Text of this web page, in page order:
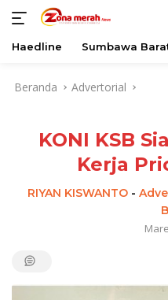
Haedline Sumbawa
Beranda Advertorial
KONI KSB
Kerja
RIYAN KISWANTO-